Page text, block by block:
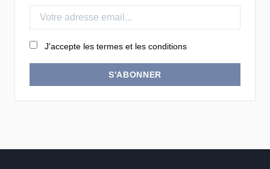
J'accepte les termes et les conditions
S'ABONNER